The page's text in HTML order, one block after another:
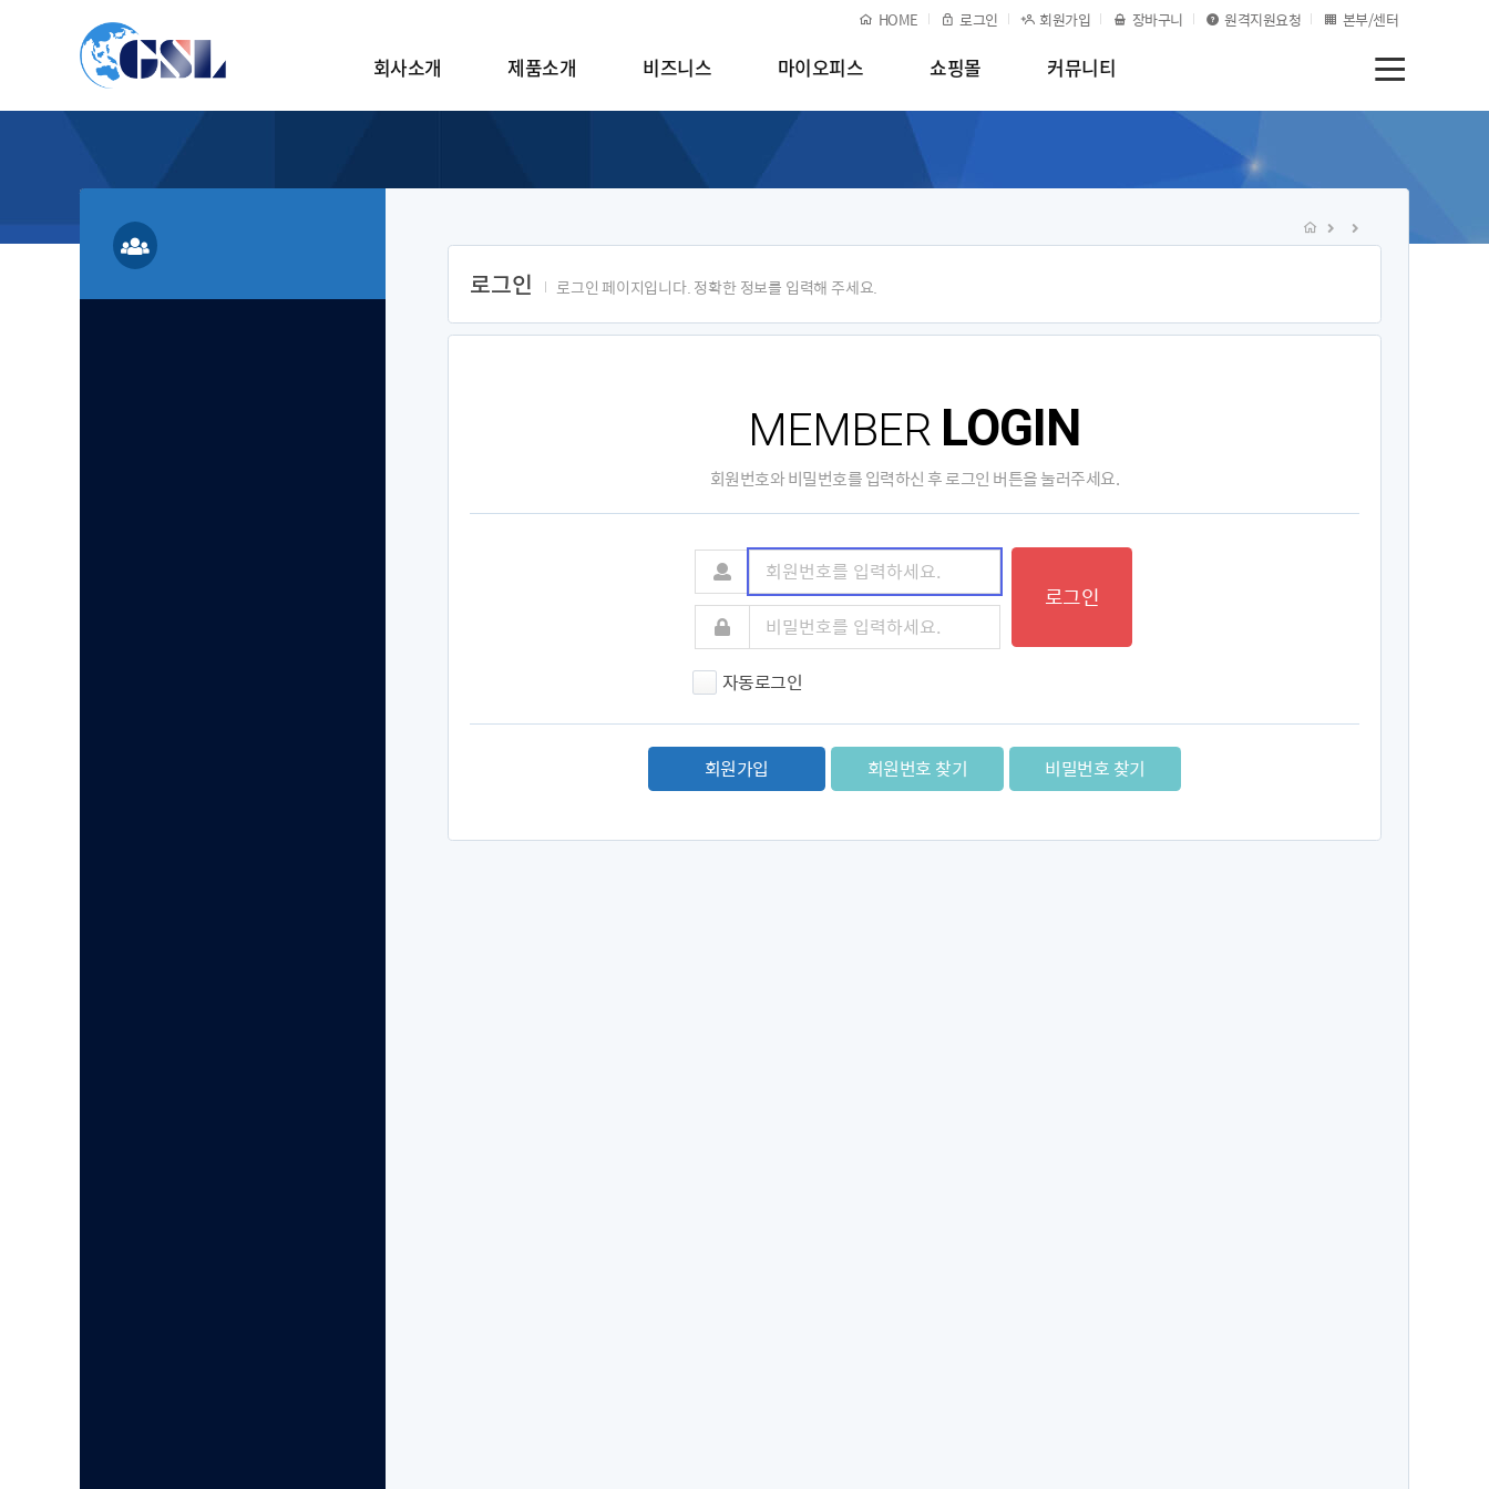
메
HOME 로그인 회원가입 장바구니 원격지원요청 본부/센터
회사소개 제품소개 비즈니스 마이오피스 쇼핑몰 커뮤니티
로그인 로그인 페이지입니다. 정확한 정보를 입력해 주세요.
MEMBER LOGIN
회원번호와 비밀번호를 입력하신 후 로그인 버튼을 눌러주세요.
로그인
자동로그인
회원가입 회원번호 찾기 비밀번호 찾기